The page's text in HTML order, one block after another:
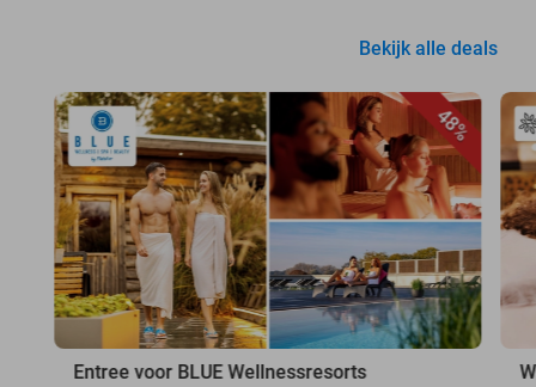
Bekijk alle deals
48%
Entree voor BLUE Wellnessresorts